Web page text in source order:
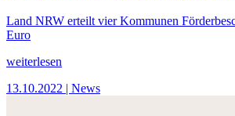
Land NRW erteilt vier Kommunen
Euro
weiterlesen
13.10.2022 | News